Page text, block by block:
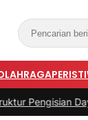
Daya untuk